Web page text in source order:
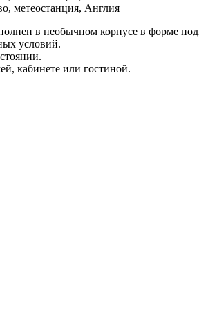
в необычном корпусе в форме
условий.
кабинете или гостиной.